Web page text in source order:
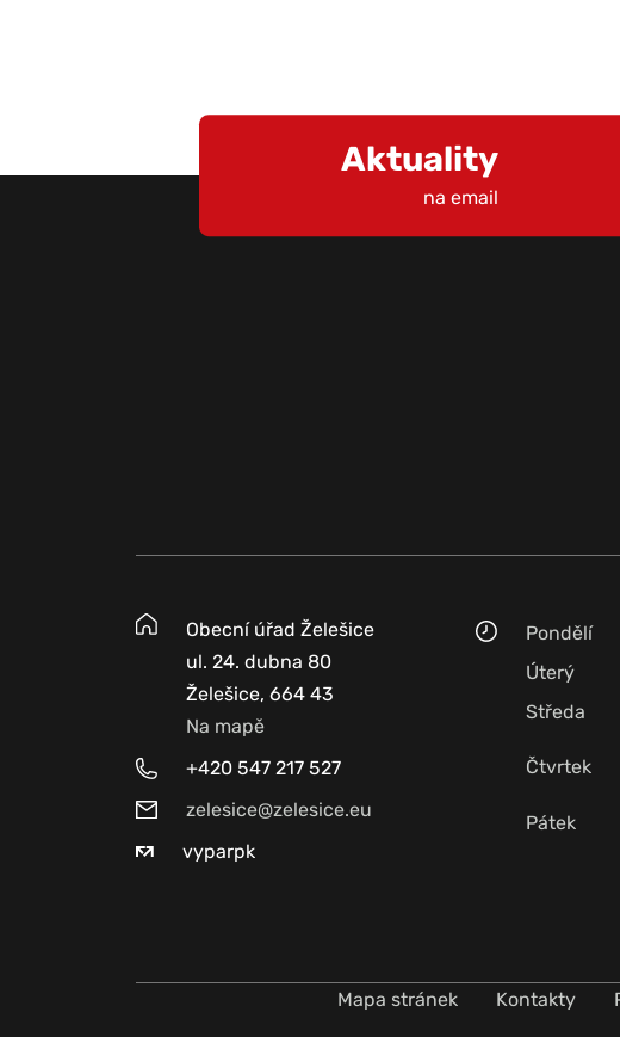
Aktuality
na email
Obecní úřad Želešice
ul. 24. dubna 80
Želešice, 664 43
Na mapě
+420 547 217 527
zelesice@zelesice.eu
vyparpk
Pondělí
Úterý
Středa
Čtvrtek
Pátek
Mapa stránek Kontakty